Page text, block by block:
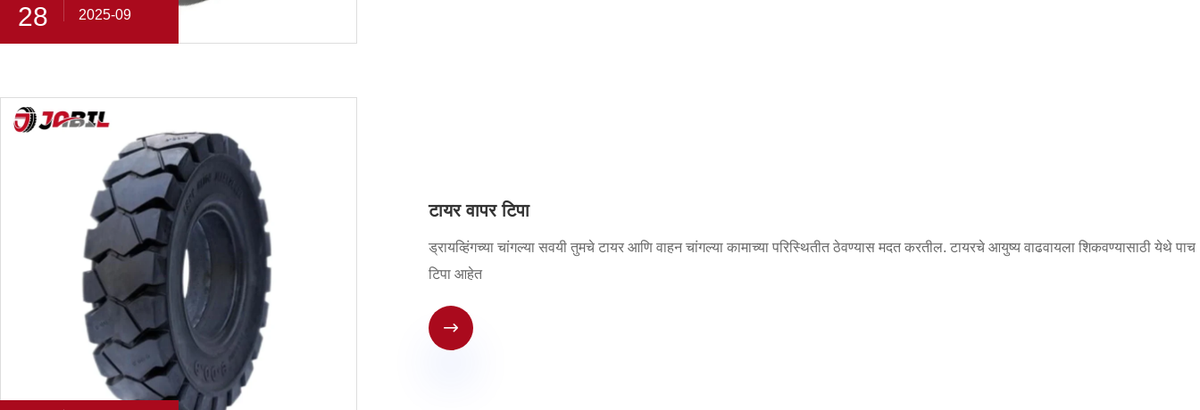
28 2025-09
टायर वापर टिपा
ड्रायव्हिंगच्या चांगल्या सवयी तुमचे टायर आणि वाहन चांगल्या कामाच्या परिस्थितीत ठेवण्यास मदत करतील. टायरचे आयुष्य वाढवायला शिकवण्यासाठी येथे पाच
टिपा आहेत
